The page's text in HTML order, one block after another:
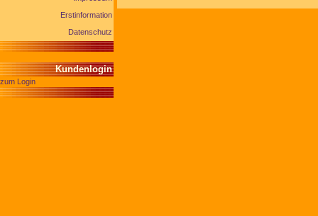
Erstinformation
Datenschutz
Kundenlogin
zum Login